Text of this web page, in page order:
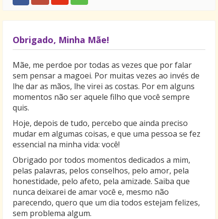
Obrigado, Minha Mãe!
Mãe, me perdoe por todas as vezes que por falar
sem pensar a magoei. Por muitas vezes ao invés de
lhe dar as mãos, lhe virei as costas. Por em alguns
momentos não ser aquele filho que você sempre
quis.
Hoje, depois de tudo, percebo que ainda preciso
mudar em algumas coisas, e que uma pessoa se fez
essencial na minha vida: você!
Obrigado por todos momentos dedicados a mim,
pelas palavras, pelos conselhos, pelo amor, pela
honestidade, pelo afeto, pela amizade. Saiba que
nunca deixarei de amar você e, mesmo não
parecendo, quero que um dia todos estejam felizes,
sem problema algum.